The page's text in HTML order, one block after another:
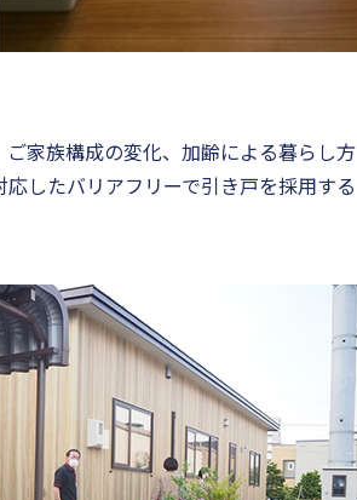
家族構成の変化、加齢による暮らし方
したバリアフリーで引き戸を採用する